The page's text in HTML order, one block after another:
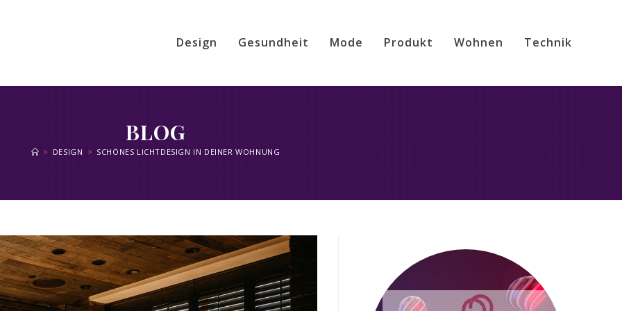
Design Gesundheit Mode Produkt Wohnen Technik
BLOG
> DESIGN > SCHÖNES LICHTDESIGN IN DEINER WOHNUNG